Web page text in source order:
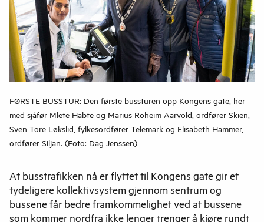
FØRSTE BUSSTUR: Den første bussturen opp Kongens gate, her
med sjåfør Mlete Habte og Marius Roheim Aarvold, ordfører Skien,
Sven Tore Løkslid, fylkesordfører Telemark og Elisabeth Hammer,
ordfører Siljan. (Foto: Dag Jenssen)
At busstrafikken nå er flyttet til Kongens gate gir et
tydeligere kollektivsystem gjennom sentrum og
bussene får bedre framkommelighet ved at bussene